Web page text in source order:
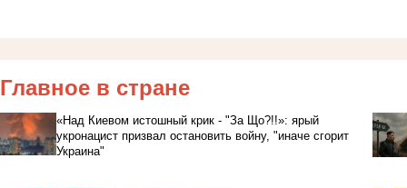
Главное в стране
«Над Киевом истошный крик - "За Що?!!»: ярый
укронацист призвал остановить войну, "иначе сгорит
Украина"